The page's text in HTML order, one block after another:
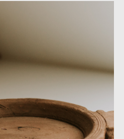
Items